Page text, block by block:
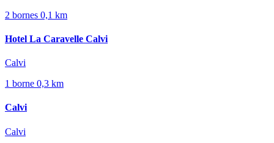
2 bornes 0,1 km
Hotel La Caravelle Calvi
Calvi
1 borne 0,3 km
Calvi
Calvi